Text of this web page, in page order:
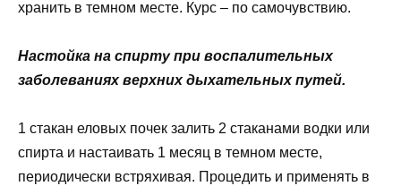
хранить в темном месте. Курс – по самочувствию.
Настойка на спирту при воспалительных
заболеваниях верхних дыхательных путей.
1 стакан еловых почек залить 2 стаканами водки или
спирта и настаивать 1 месяц в темном месте,
периодически встряхивая. Процедить и применять в